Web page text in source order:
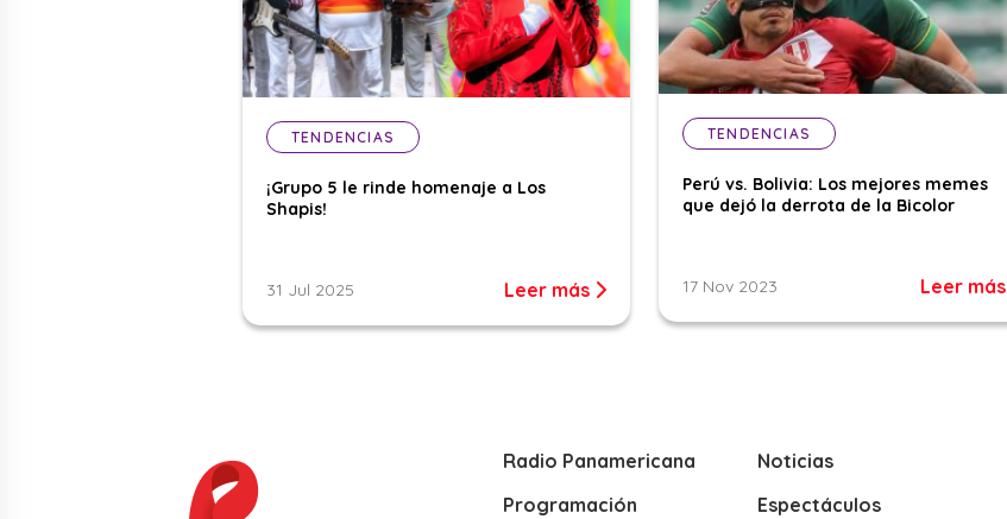
TENDENCIAS
¡Grupo 5 le rinde homenaje a Los
Shapis!
31 Jul 2025 Leer más
TENDENCIAS
Perú vs. Bolivia: Los mejores memes
que dejó la derrota de la Bicolor
17 Nov 2023 Leer más
Radio Panamericana
Programación
Noticias
Espectáculos